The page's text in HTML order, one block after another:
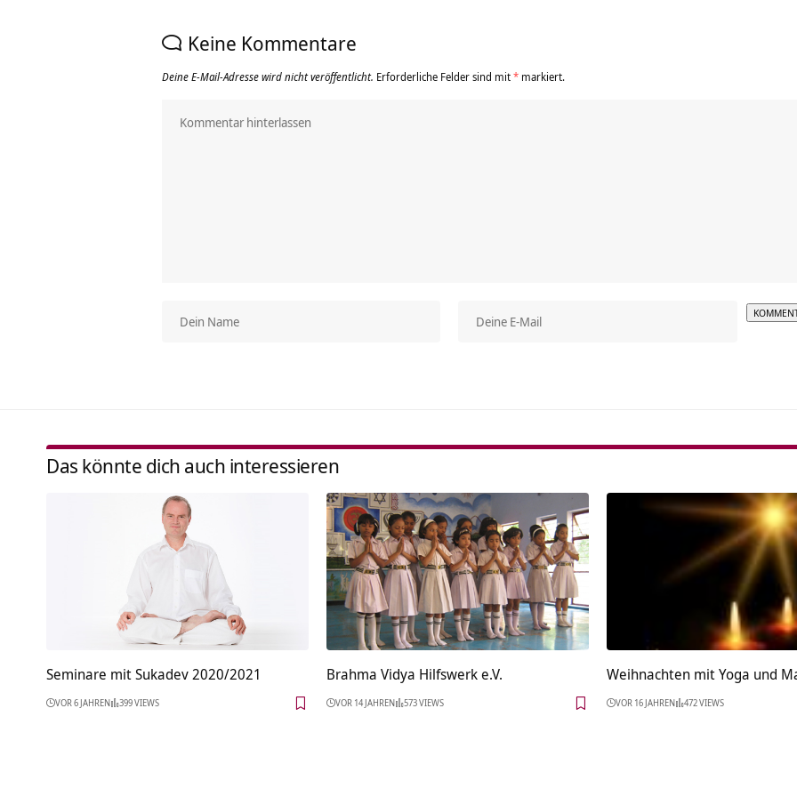
Keine Kommentare
Deine E-Mail-Adresse wird nicht veröffentlicht. Erforderliche Felder sind mit* markiert.
Das könnte dich auch interessieren
Seminare mit Sukadev 2020/2021
VOR 6 JAHREN 399 VIEWS
Brahma Vidya Hilfswerk e.V.
VOR 14 JAHREN 573 VIEWS
Weihnachten mit Yoga und
VOR 16 JAHREN 472 VIEWS